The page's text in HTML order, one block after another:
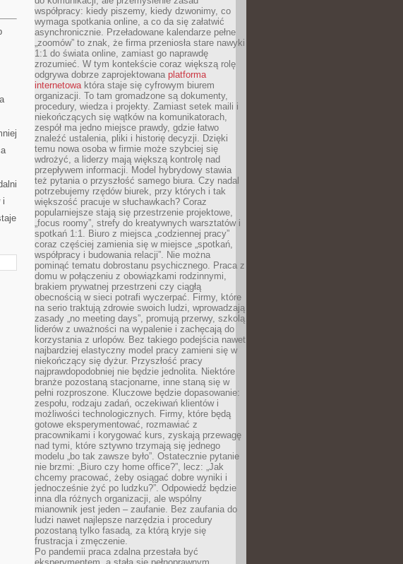
i
współpracy: kiedy piszemy, kiedy dzwonimy, co
wymaga spotkania online, a co da się załatwić
asynchronicznie. Przeładowane kalendarze pełne
„zoomów” to znak, że firma przeniosła stare nawyki
1:1 do świata online, zamiast go naprawdę
zrozumieć. W tym kontekście coraz większą rolę
odgrywa dobrze zaprojektowana platforma
internetowaktóra staje się cyfrowym biurem
organizacji. To tam gromadzone są dokumenty,
procedury, wiedza i projekty. Zamiast setek maili i
niekończących się wątków na komunikatorach,
zespół ma jedno miejsce prawdy, gdzie łatwo
znaleźć ustalenia, pliki i historię decyzji. Dzięki
temu nowa osoba w firmie może szybciej się
wdrożyć, a liderzy mają większą kontrolę nad
przepływem informacji. Model hybrydowy stawia
też pytania o przyszłość samego biura. Czy nadal
potrzebujemy rzędów biurek, przy których i tak
większość pracuje w słuchawkach? Coraz
popularniejsze stają się przestrzenie projektowe,
„focus roomy”, strefy do kreatywnych warsztatów i
spotkań 1:1. Biuro z miejsca „codziennej pracy”
coraz częściej zamienia się w miejsce „spotkań,
współpracy i budowania relacji”. Nie można
pominąć tematu dobrostanu psychicznego. Praca z
domu w połączeniu z obowiązkami rodzinnymi,
brakiem prywatnej przestrzeni czy ciągłą
obecnością w sieci potrafi wyczerpać. Firmy, które
na serio traktują zdrowie swoich ludzi, wprowadzają
zasady „no meeting days”, promują przerwy, szkolą
liderów z uważności na wypalenie i zachęcają do
korzystania z urlopów. Bez takiego podejścia nawet
najbardziej elastyczny model pracy zamieni się w
niekończący się dyżur. Przyszłość pracy
najprawdopodobniej nie będzie jednolita. Niektóre
branże pozostaną stacjonarne, inne staną się w
pełni rozproszone. Kluczowe będzie dopasowanie:
zespołu, rodzaju zadań, oczekiwań klientów i
możliwości technologicznych. Firmy, które będą
gotowe eksperymentować, rozmawiać z
pracownikami i korygować kurs, zyskają przewagę
nad tymi, które sztywno trzymają się jednego
modelu „bo tak zawsze było”. Ostatecznie pytanie
nie brzmi: „Biuro czy home office?”, lecz: „Jak
chcemy pracować, żeby osiągać dobre wyniki i
jednocześnie żyć po ludzku?”. Odpowiedź będzie
inna dla różnych organizacji, ale wspólny
mianownik jest jeden – zaufanie. Bez zaufania do
ludzi nawet najlepsze narzędzia i procedury
pozostaną tylko fasadą, za którą kryje się
frustracja i zmęczenie.
Po pandemii praca zdalna przestała być